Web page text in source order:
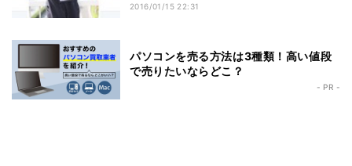
2016/01/15 22:31
パソコンを売る方法は3種類！高い値段
で売りたいならどこ？
- PR -